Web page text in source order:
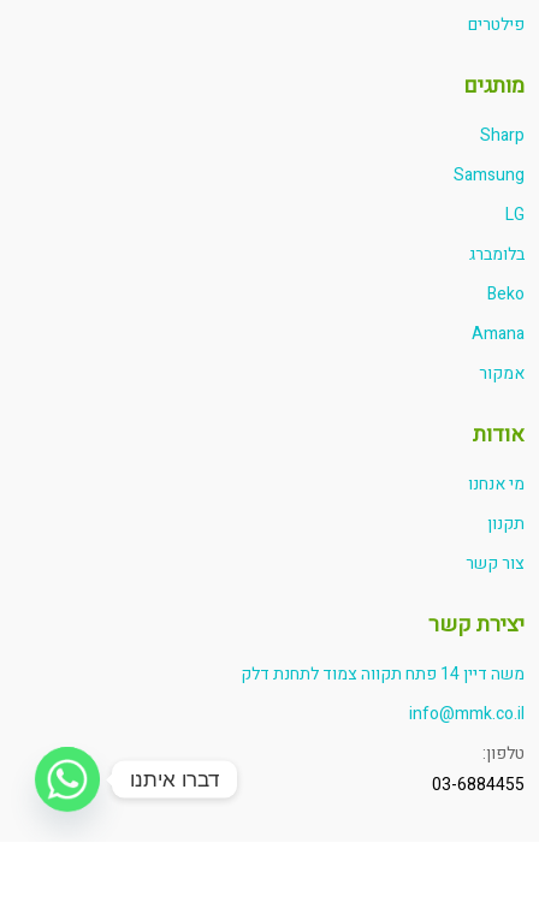
פילטרים
מותגים
Sharp
Samsung
LG
בלומברג
Beko
Amana
אמקור
אודות
מי אנחנו
תקנון
צור קשר
יצירת קשר
משה דיין 14 פתח תקווה צמוד לתחנת דלק
info@mmk.co.il
טלפון:
03-6884455
דברו איתנו